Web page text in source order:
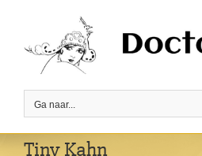
inhoud
Ga naar...
Tiny Kahn